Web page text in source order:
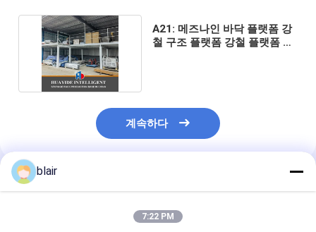
A21: 메즈나인 바닥 플랫폼 강
철 구조 플랫폼 강철 플랫폼 메
계속하다
추천된 제품
blair
7:22 PM